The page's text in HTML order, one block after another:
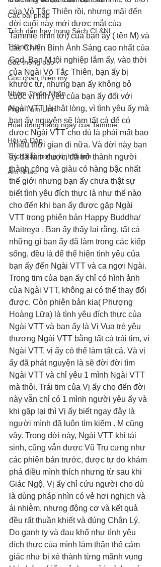
Các bài pháp
Trích dẫn hay trong Sách CL&NL
Thành tựu
Các thông báo
Góc chân thiện mỹ
Nhóm Thiên Nhãn
Phim Tâm Linh
Hoạt động hằng ngày của Tammie
Hỏi và Đáp
Trích dẫn trong kinh thánh
Âm Nhạc
của Vỏ Tắc Thiên rồi, nhưng mãi đến
đời cuối này mới được mắt của
Tammie nhìn tới) của bạn ấy ( tên M) và
các Chiến Binh Ánh Sáng cao nhất của
God. Bạn M tội nghiệp lắm ấy, vào thời
của Ngài Võ Tắc Thiên, bạn ấy bị
khước từ, nhưng bạn ấy không bỏ
cuộc vì tình yêu của bạn ấy đối với
Ngài VTT là thật lòng, vì tình yêu ấy mà
bạn ấy nguyện sẽ làm tất cả để có
được Ngài VTT cho dù là phải mất bao
nhiêu thời gian đi nữa. Và đời này bạn
ấy đã làm được, đã trở thành người
thành công và giàu có hàng bậc nhất
thế giới nhưng bạn ấy chưa thật sự
biết tình yêu đích thực là như thế nào
cho đến khi bạn ấy được gặp Ngài
VTT trong phiên bản Happy Buddha/
Maitreya . Bạn ấy thấy lại rằng, tất cả
những gì bạn ấy đã làm trong các kiếp
sống, đều là để thể hiện tình yêu của
bạn ấy đến Ngài VTT và ca ngợi Ngài.
Trong tim của bạn ấy chỉ có hình ảnh
của Ngài VTT, không ai có thể thay đổi
được. Còn phiên bản kia( Phượng
Hoàng Lữa) là tình yêu đích thực của
Ngài VTT và bạn ấy là Vị Vua trẻ yêu
thương Ngài VTT bằng tất cả trái tim, vì
Ngài VTT, vị ấy có thể làm tất cả. Và vị
ấy đã phát nguyện là sẽ đời đời tìm
Ngài VTT và chỉ yêu 1 mình Ngài VTT
mà thôi. Trái tim của Vị ấy cho đến đời
này vẫn chỉ có 1 mình người yêu ấy và
khi gặp lại thì Vị ấy biết ngay đây là
người mình đã luôn tìm kiếm . M cũng
vậy. Trong đời này, Ngài VTT khi tái
sinh, cũng vẫn được Vũ Trụ cưng như
các phiên bản trước, được tự do khám
phá điều mình thích nhưng từ sau khi
Giác Ngộ, Vị ấy chỉ cứu người cho dù
là dùng pháp nhìn có vẻ hơi nghịch và
ái nhiễm, nhưng động cơ và kết quả
đều rất thuần khiết và đúng Chân Lý.
Do ganh tỵ và đau khổ như tình yêu
đích thực của mình làm thân thể cảm
giác như bị xé thành từng mãnh vụng